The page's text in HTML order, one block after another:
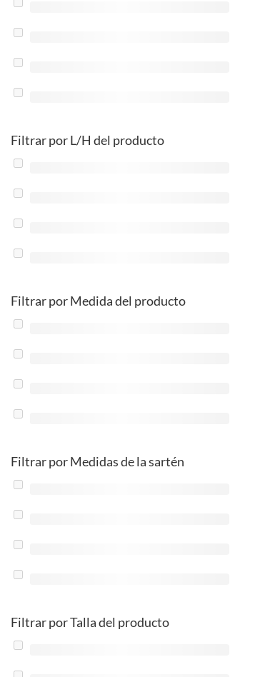
Filtrar por L/H del producto
Filtrar por Medida del producto
Filtrar por Medidas de la sartén
Filtrar por Talla del producto